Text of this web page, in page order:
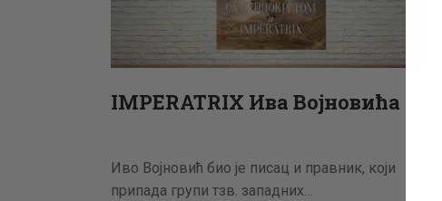
IMPERATRIX Ива Војновића
Иво Војновић био је писац и правник, који
припада групи тзв. западних…